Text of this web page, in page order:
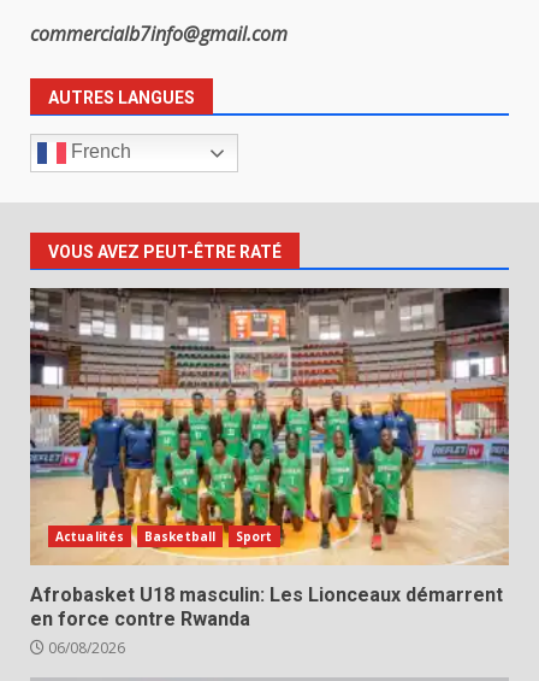
commercialb7info@gmail.com
AUTRES LANGUES
French
VOUS AVEZ PEUT-ÊTRE RATÉ
Actualités Basketball Sport
Afrobasket U18 masculin: Les Lionceaux démarrent
en force contre Rwanda
06/08/2026